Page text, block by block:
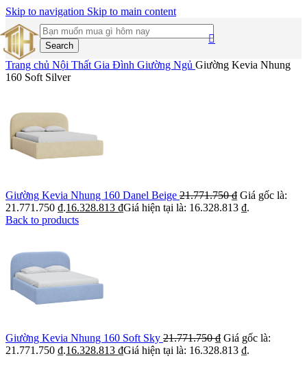
Skip to navigation Skip to main content
Search
Trang chủ Nội Thất Gia Đình Giường Ngủ Giường Kevia Nhung
160 Soft Silver
Giường Kevia Nhung 160 Danel Beige 21.771.750₫ Giá gốc là:
21.771.750 ₫.16.328.813 ₫Giá hiện tại là: 16.328.813 ₫.
Back to products
Giường Kevia Nhung 160 Soft Sky 21.771.750₫ Giá gốc là:
21.771.750 ₫.16.328.813 ₫Giá hiện tại là: 16.328.813 ₫.